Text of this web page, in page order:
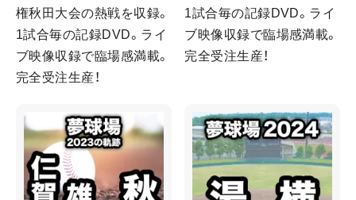
権秋田大会の熱戦を収録。
1試合毎の記録DVD。ライ
ブ映像収録で臨場感満載。
完全受注生産！
1試合毎の記録DVD。ライ
ブ映像収録で臨場感満載。
完全受注生産！